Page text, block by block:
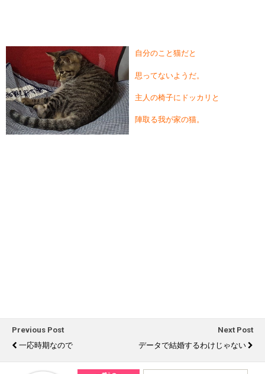
自分のこと猫だと
思ってないようだ。
主人の椅子にドッカリと
陣取る我が家の猫。
Previous Post
一応時期なので
Next Post
データで結婚するわけじゃない